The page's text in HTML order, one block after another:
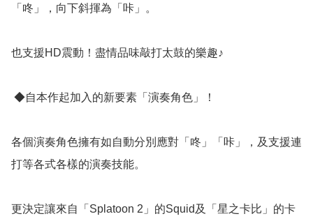
「咚」，向下斜揮為「咔」。
也支援HD震動！盡情品味敲打太鼓的樂趣♪
各個演奏角色擁有如自動分別應對「咚」「咔」，及支援連
打等各式各樣的演奏技能。
更決定讓來自「Splatoon 2」的Squid及「星之卡比」的卡